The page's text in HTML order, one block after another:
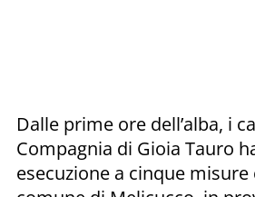
Dalle prime ore dell’alba, i
Compagnia di Gioia Tauro
esecuzione a cinque